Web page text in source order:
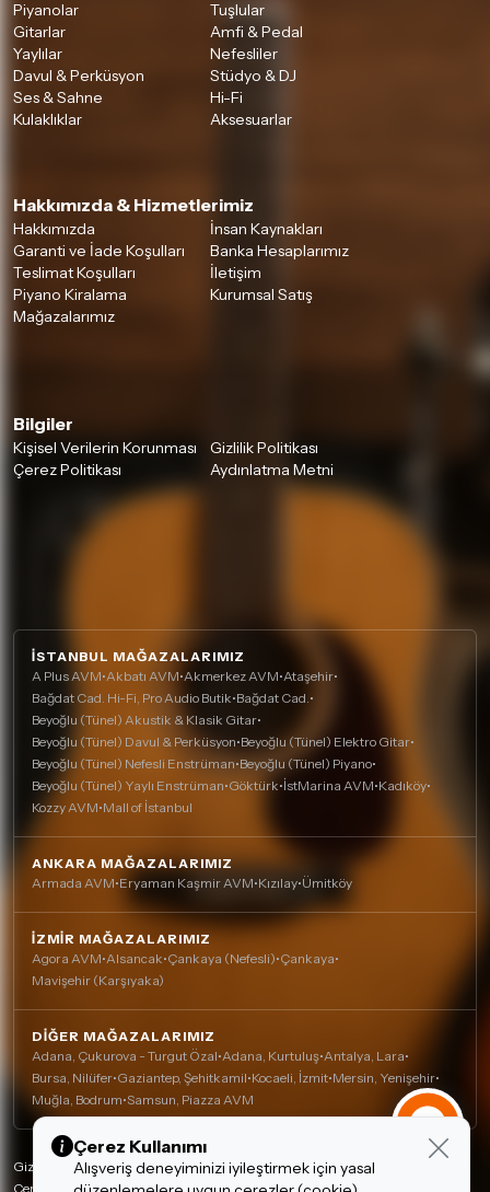
Piyanolar
Tuşlular
Gitarlar
Amfi & Pedal
Yaylılar
Nefesliler
Davul & Perküsyon
Stüdyo & DJ
Ses & Sahne
Hi-Fi
Kulaklıklar
Aksesuarlar
Hakkımızda & Hizmetlerimiz
Hakkımızda
İnsan Kaynakları
Garanti ve İade Koşulları
Banka Hesaplarımız
Teslimat Koşulları
İletişim
Piyano Kiralama
Kurumsal Satış
Mağazalarımız
Bilgiler
Kişisel Verilerin Korunması
Gizlilik Politikası
Çerez Politikası
Aydınlatma Metni
İSTANBUL MAĞAZALARIMIZ
A Plus AVM•Akbatı AVM•Akmerkez AVM•Ataşehir•
Bağdat Cad. Hi-Fi, Pro Audio Butik•Bağdat Cad.•
Beyoğlu (Tünel) Akustik & Klasik Gitar•
Beyoğlu (Tünel) Davul & Perküsyon•Beyoğlu (Tünel) Elektro Gitar•
Beyoğlu (Tünel) Nefesli Enstrüman•Beyoğlu (Tünel) Piyano•
Beyoğlu (Tünel) Yaylı Enstrüman•Göktürk•İstMarina AVM•Kadıköy•
Kozzy AVM•Mall of İstanbul
ANKARA MAĞAZALARIMIZ
Armada AVM•Eryaman Kaşmir AVM•Kızılay•Ümitköy
İZMIR MAĞAZALARIMIZ
Agora AVM•Alsancak•Çankaya (Nefesli)•Çankaya•
Mavişehir (Karşıyaka)
DIĞER MAĞAZALARIMIZ
Adana, Çukurova - Turgut Özal•Adana, Kurtuluş•Antalya, Lara•
Bursa, Nilüfer•Gaziantep, Şehitkamil•Kocaeli, İzmit•Mersin, Yenişehir•
Muğla, Bodrum•Samsun, Piazza AVM
Gizlilik Politikası
Çerez Politikası
Çerez Kullanımı
Alışveriş deneyiminizi iyileştirmek için yasal